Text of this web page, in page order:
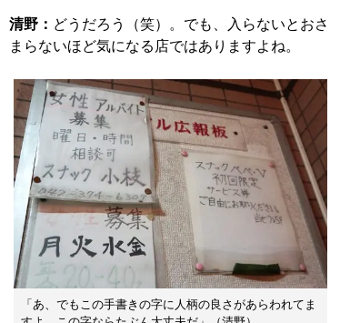
清野： どうだろう（笑）。でも、入らないとおさ
まらないほど気になる店ではありますよね。
「あ、でもこの手書きの字に人柄の良さがあらわれてま